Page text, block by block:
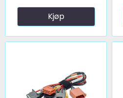
Kjøp